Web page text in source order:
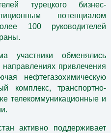
турецкого бизнес-
потенциалом
100 руководителей
участники обменялись
привлечения
нефтегазохимическую
комплекс, транспортно-
телекоммуникационные и
активно поддерживает